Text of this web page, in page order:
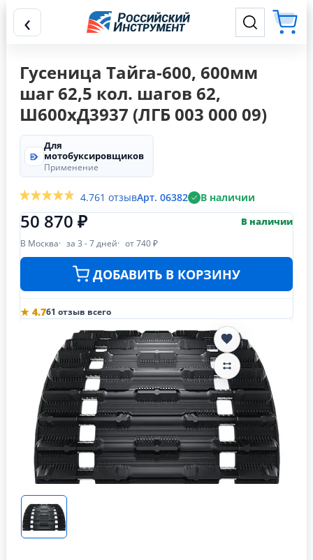
‹
Гусеница Тайга-600, 600мм
шаг 62,5 кол. шагов 62,
Ш600хД3937 (ЛГБ 003 000 09)
Для
мотобуксировщиков
Применение
4.761 отзывАрт. 06382 В наличии
50 870 ₽ В наличии
В Москва за 3 - 7 дней от 740 ₽
ДОБАВИТЬ В КОРЗИНУ
★ 4.761 отзыв всего